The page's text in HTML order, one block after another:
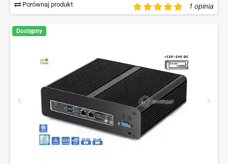
1 opinia
Porównaj produkt
Dostępny